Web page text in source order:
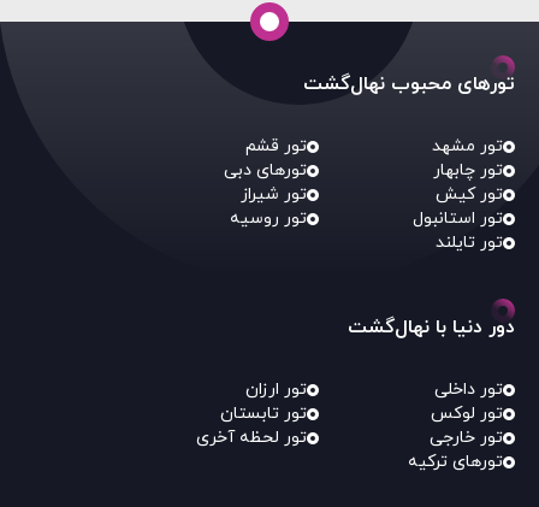
تورهای محبوب نهال‌گشت
تور مشهد
تور قشم
تور چابهار
تورهای دبی
تور کیش
تور شیراز
تور استانبول
تور روسیه
تور تایلند
دور دنیا با نهال‌گشت
تور داخلی
تور ارزان
تور لوکس
تور تابستان
تور خارجی
تور لحظه آخری
تورهای ترکیه